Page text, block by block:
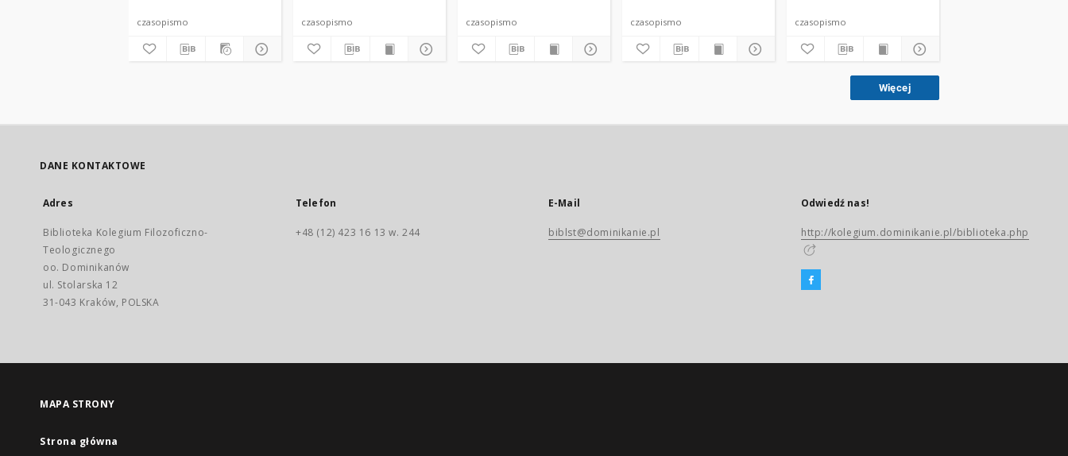
czasopismo czasopismo czasopismo czasopismo czasopismo
Więcej
DANE KONTAKTOWE
Adres
Biblioteka Kolegium Filozoficzno-
Teologicznego
oo. Dominikanów
ul. Stolarska 12
31-043 Kraków, POLSKA
Telefon
+48 (12) 423 16 13 w. 244
E-Mail
biblst@dominikanie.pl
Odwiedź nas!
http://kolegium.dominikanie.pl/biblioteka.php
MAPA STRONY
Strona główna